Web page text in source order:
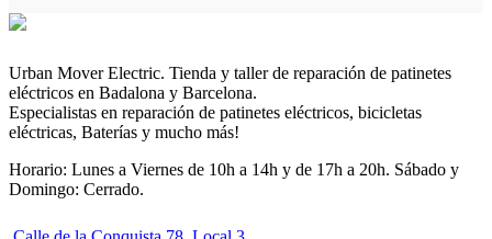
Urban Mover Electric. Tienda y taller de reparación de patinetes
eléctricos en Badalona y Barcelona.
Especialistas en reparación de patinetes eléctricos, bicicletas
eléctricas, Baterías y mucho más!
Horario: Lunes a Viernes de 10h a 14h y de 17h a 20h. Sábado y
Domingo: Cerrado.